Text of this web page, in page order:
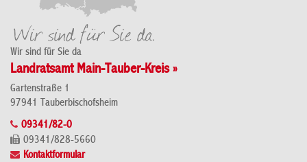
Wir sind für Sie da
Landratsamt Main-Tauber-Kreis »
Gartenstraße 1
97941 Tauberbischofsheim
09341/82-0
09341/828-5660
Kontaktformular